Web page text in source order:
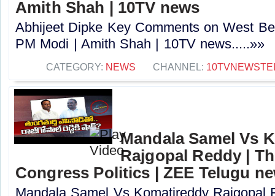
Amith Shah | 10TV news
Abhijeet Dipke Key Comments on West
PM Modi | Amith Shah | 10TV news.....»»
CATEGORY: NEWS CHANNEL:
Mandala Samel Vs
Rajgopal Reddy |
Congress Politics | ZEE Telugu
Mandala Samel Vs Komatireddy Rajgopal